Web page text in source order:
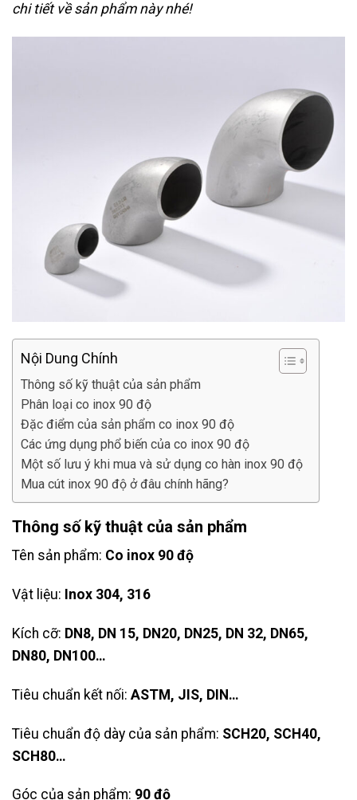
chi tiết về sản phẩm này nhé!
Nội Dung Chính
Thông số kỹ thuật của sản phẩm
Phân loại co inox 90 độ
Đặc điểm của sản phẩm co inox 90 độ
Các ứng dụng phổ biến của co inox 90 độ
Một số lưu ý khi mua và sử dụng co hàn inox 90 độ
Mua cút inox 90 độ ở đâu chính hãng?
Thông số kỹ thuật của sản phẩm
Tên sản phẩm: Co inox 90 độ
Vật liệu: Inox 304, 316
Kích cỡ: DN8, DN 15, DN20, DN25, DN 32, DN65,
DN80, DN100…
Tiêu chuẩn kết nối: ASTM, JIS, DIN…
Tiêu chuẩn độ dày của sản phẩm: SCH20, SCH40,
SCH80…
Góc của sản phẩm: 90 độ